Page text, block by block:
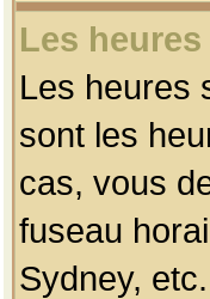
Les
Les heures
sont les
cas, vous
fuseau
Sydney,